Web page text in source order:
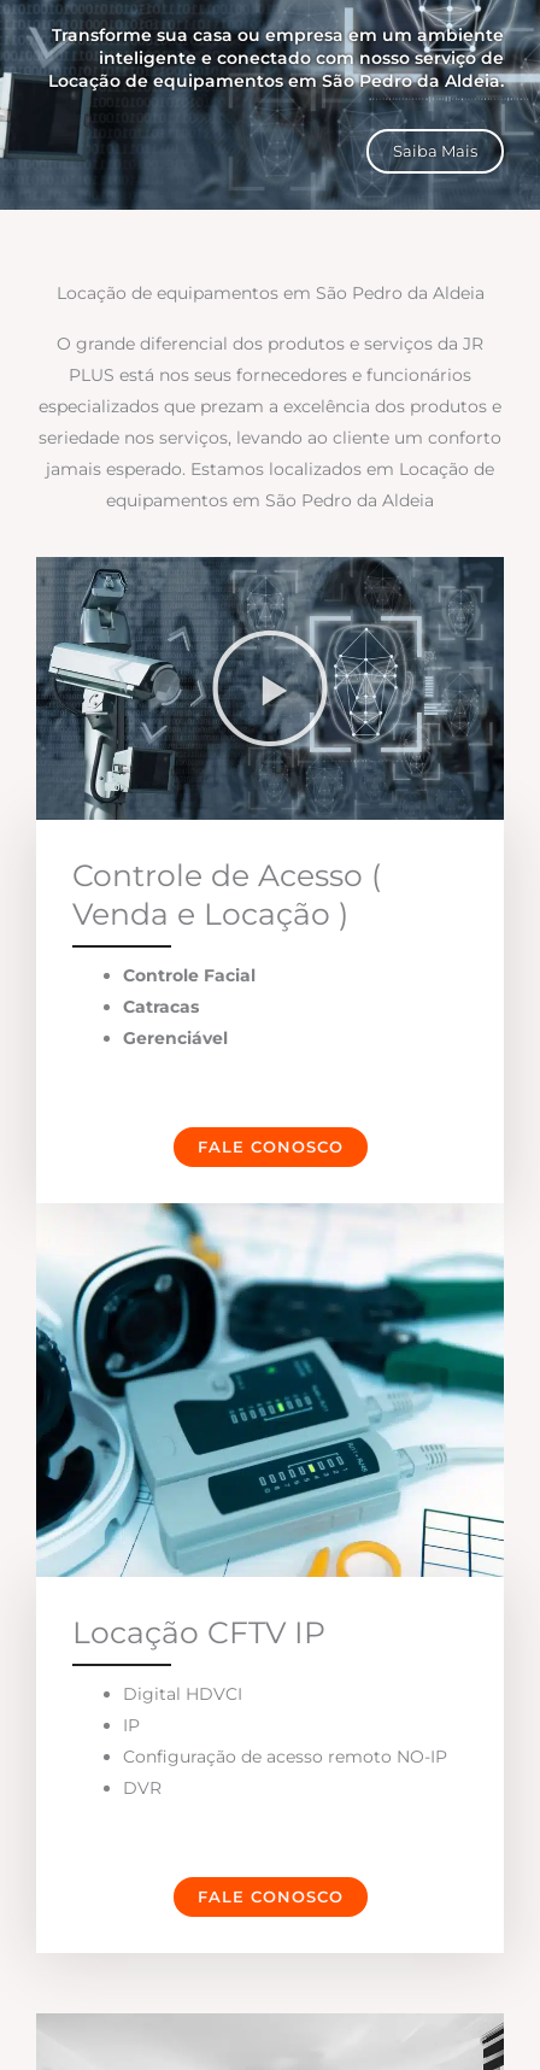
Transforme sua casa ou empresa em um ambiente
inteligente e conectado com nosso serviço de
Locação de equipamentos em São Pedro da Aldeia.
Saiba Mais
Locação de equipamentos em São Pedro da Aldeia
O grande diferencial dos produtos e serviços da JR
PLUS está nos seus fornecedores e funcionários
especializados que prezam a excelência dos produtos e
seriedade nos serviços, levando ao cliente um conforto
jamais esperado. Estamos localizados em Locação de
equipamentos em São Pedro da Aldeia
Controle de Acesso (
Venda e Locação )
Controle Facial
Catracas
Gerenciável
FALE CONOSCO
Locação CFTV IP
Digital HDVCI
IP
Configuração de acesso remoto NO-IP
DVR
FALE CONOSCO